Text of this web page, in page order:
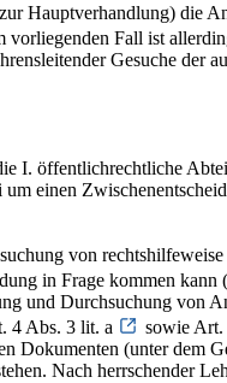
Hauptverhandlung) die
vorliegenden Fall ist
Gesuche der
I. öffentlichrechtliche
um einen
von
in Frage kommen kann
und Durchsuchung von
4 Abs. 3 lit. a
sowie
Dokumenten (unter dem
Nach herrschender